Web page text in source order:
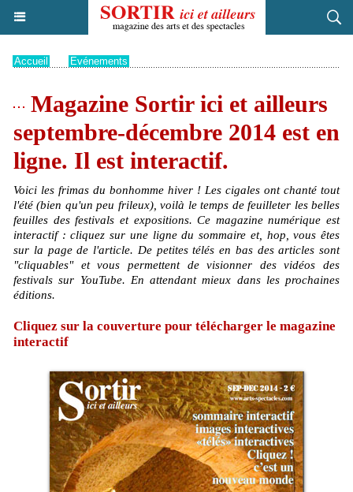
Accueil Evénements
Magazine Sortir ici et ailleurs
septembre-décembre 2014 est en
ligne. Il est interactif.
Voici les frimas du bonhomme hiver ! Les cigales ont chanté tout
l'été (bien qu'un peu frileux), voilà le temps de feuilleter les belles
feuilles des festivals et expositions. Ce magazine numérique est
interactif : cliquez sur une ligne du sommaire et, hop, vous êtes
sur la page de l'article. De petites télés en bas des articles sont
"cliquables" et vous permettent de visionner des vidéos des
festivals sur YouTube. En attendant mieux dans les prochaines
éditions.
Cliquez sur la couverture pour télécharger le magazine
interactif